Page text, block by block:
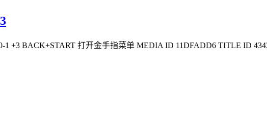
+3 BACK+START 打开金手指菜单 MEDIA ID 11DFADD6 TITLE ID